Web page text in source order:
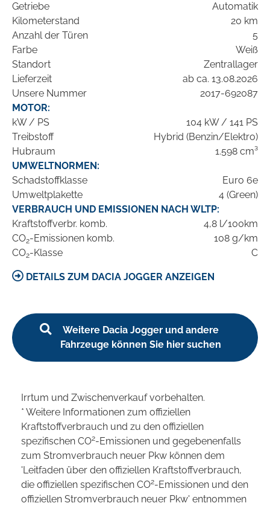
Getriebe
Automatik
Kilometerstand
20 km
Anzahl der Türen
5
Farbe
Weiß
Standort
Zentrallager
Lieferzeit
ab ca. 13.08.2026
Unsere Nummer
2017-692087
MOTOR:
kW / PS
104 kW / 141 PS
Treibstoff
Hybrid (Benzin/Elektro)
Hubraum
1.598 cm³
UMWELTNORMEN:
Schadstoffklasse
Euro 6e
Umweltplakette
4 (Green)
VERBRAUCH UND EMISSIONEN NACH WLTP:
Kraftstoffverbr. komb.
4,8 l/100km
CO2-Emissionen komb.
108 g/km
CO2-Klasse C
DETAILS ZUM DACIA JOGGER ANZEIGEN
Weitere Dacia Jogger und andere
Fahrzeuge können Sie hier suchen
Irrtum und Zwischenverkauf vorbehalten.
* Weitere Informationen zum offiziellen
Kraftstoffverbrauch und zu den offiziellen
spezifischen CO2-Emissionen und gegebenenfalls
zum Stromverbrauch neuer Pkw können dem
'Leitfaden über den offiziellen Kraftstoffverbrauch,
die offiziellen spezifischen CO2-Emissionen und den
offiziellen Stromverbrauch neuer Pkw' entnommen